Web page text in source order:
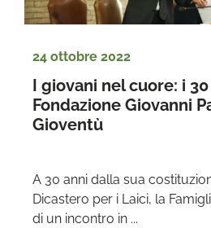
24 ottobre 2022
I giovani nel cuore: i
Fondazione Giovanni
Gioventù
A 30 anni dalla sua
Dicastero per i Laici, la
di un incontro in ...